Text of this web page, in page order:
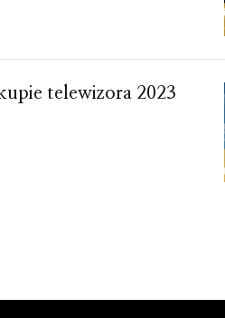
telewizora 2023